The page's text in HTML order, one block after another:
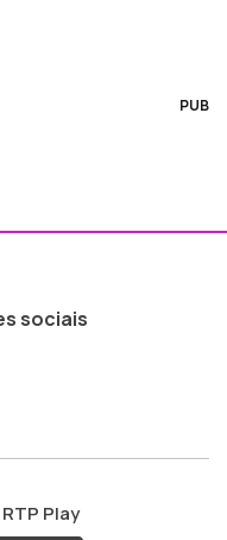
PUB
sociais
ao
RTP Play